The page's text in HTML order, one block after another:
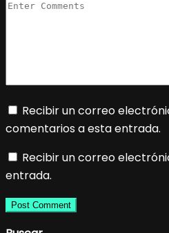
Recibir un correo
comentarios a esta entrada.
Recibir un correo
entrada.